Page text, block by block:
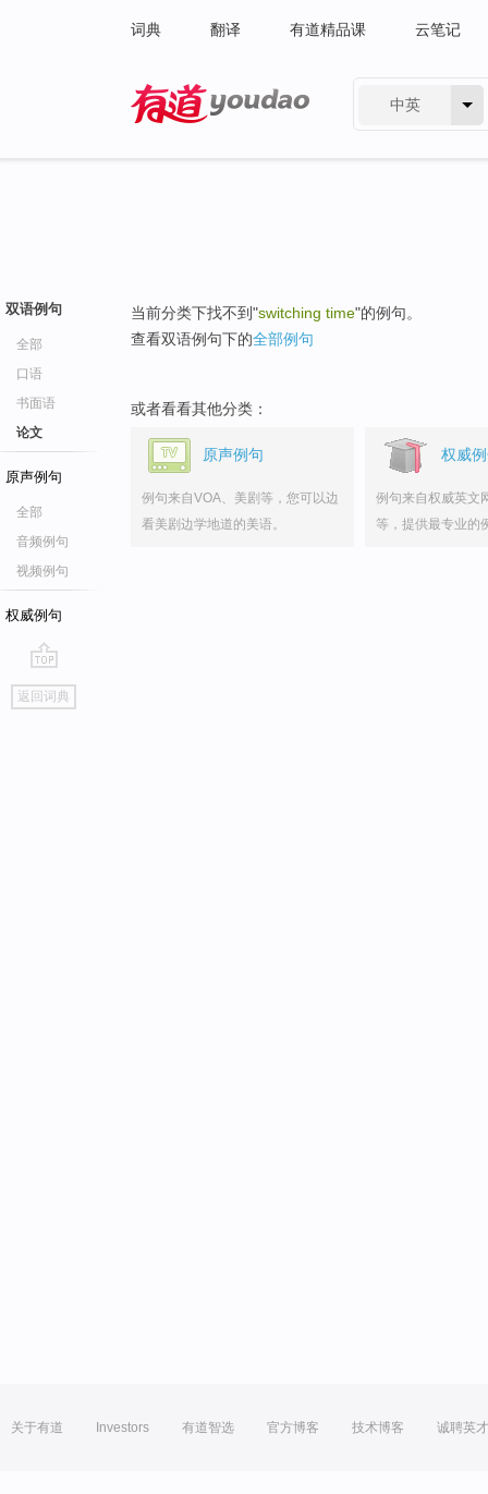
词典 翻译 有道精品课 云笔记
中英
双语例句
全部
口语
书面语
论文
原声例句
全部
音频例句
视频例句
权威例句
go
top
返回词典
当前分类下找不到"switching time"的例句。
查看双语例句下的全部例句
或者看看其他分类：
原声例句
例句来自VOA、美剧等，您可以边
看美剧边学地道的美语。
权威
例句来自权威英文
等，提供最专业的
关于有道 Investors 有道智选 官方博客 技术博客 诚聘英才